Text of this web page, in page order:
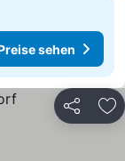
sehen
Teilen